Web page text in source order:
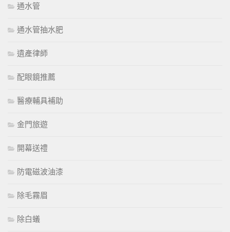
通水管
通水管抽水肥
遺產律師
配眼鏡推薦
醫療輔具補助
金門旅遊
開幕送禮
防電磁波油漆
除毛霧眉
除白蟻